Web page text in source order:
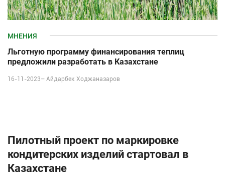
МНЕНИЯ
Льготную программу финансирования теплиц
предложили разработать в Казахстане
16-11-2023– Айдарбек Ходжаназаров
Пилотный проект по маркировке
кондитерских изделий стартовал в
Казахстане